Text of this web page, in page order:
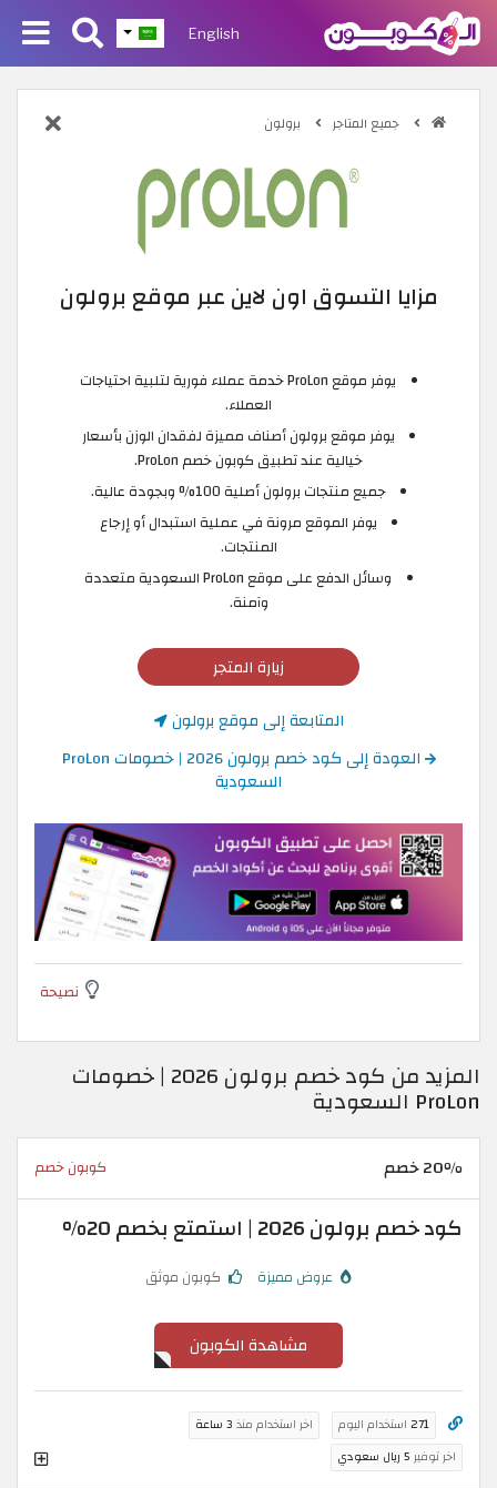
English
جميع المتاجر برولون
مزايا التسوق اون لاين عبر موقع برولون
يوفر موقع ProLon خدمة عملاء فورية لتلبية احتياجات
العملاء.
يوفر موقع برولون أصناف مميزة لفقدان الوزن بأسعار
خيالية عند تطبيق كوبون خصم ProLon.
جميع منتجات برولون أصلية 100% وبجودة عالية.
يوفر الموقع مرونة في عملية استبدال أو إرجاع
المنتجات.
وسائل الدفع على موقع ProLon السعودية متعددة
وآمنة.
زيارة المتجر
المتابعة إلى موقع برولون
العودة إلى كود خصم برولون 2026 | خصومات ProLon
السعودية
نصيحة
المزيد من كود خصم برولون 2026 | خصومات
ProLon السعودية
20٪ خصم كوبون خصم
كود خصم برولون 2026 | استمتع بخصم 20%
عروض مميزة كوبون موثق
مشاهدة الكوبون
271 استخدام اليوم اخر استخدام منذ 3 ساعة
اخر توفير 5 ريال سعودي